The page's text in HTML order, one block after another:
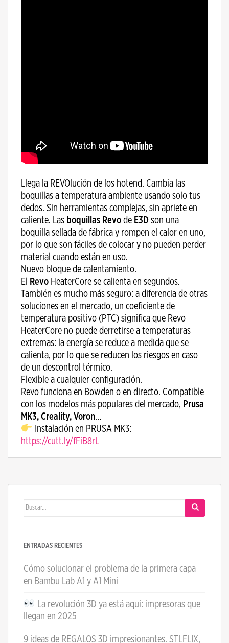
Llega la REVOlución de los hotend. Cambia las
boquillas a temperatura ambiente usando solo tus
dedos. Sin herramientas complejas, sin apriete en
caliente. Las boquillas Revo de E3D son una
boquilla sellada de fábrica y rompen el calor en uno,
por lo que son fáciles de colocar y no pueden perder
material cuando están en uso.
Nuevo bloque de calentamiento.
El Revo HeaterCore se calienta en segundos.
También es mucho más seguro: a diferencia de otras
soluciones en el mercado, un coeficiente de
temperatura positivo (PTC) significa que Revo
HeaterCore no puede derretirse a temperaturas
extremas: la energía se reduce a medida que se
calienta, por lo que se reducen los riesgos en caso
de un descontrol térmico.
Flexible a cualquier configuración.
Revo funciona en Bowden o en directo. Compatible
con los modelos más populares del mercado, Prusa
MK3, Creality, Voron…
Instalación en PRUSA MK3:
https://cutt.ly/fFiB8rL
Buscar:
ENTRADAS RECIENTES
Cómo solucionar el problema de la primera capa
en Bambu Lab A1 y A1 Mini
La revolución 3D ya está aquí: impresoras que
llegan en 2025
9 ideas de REGALOS 3D impresionantes. STLFLIX,